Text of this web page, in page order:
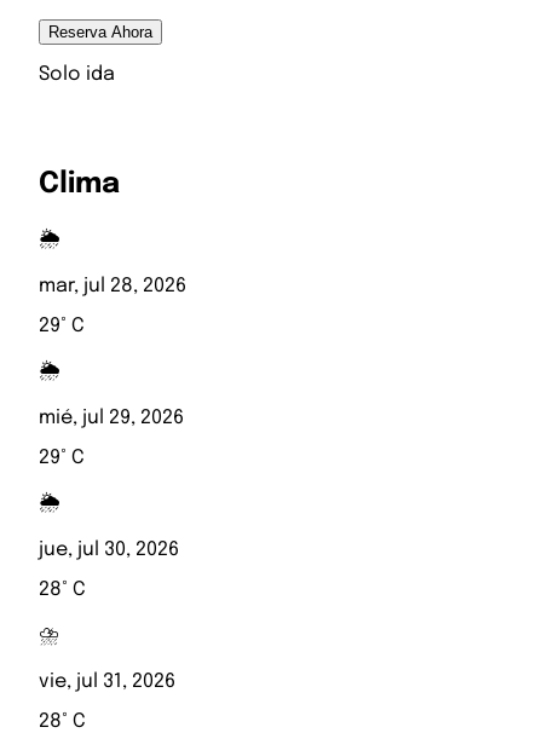
Reserva Ahora
Solo ida
Clima
🌦️
mar, jul 28, 2026
29° C
🌦️
mié, jul 29, 2026
29° C
🌦️
jue, jul 30, 2026
28° C
⛈️
vie, jul 31, 2026
28° C